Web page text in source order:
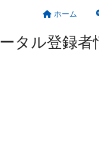
ホーム
タル登録者